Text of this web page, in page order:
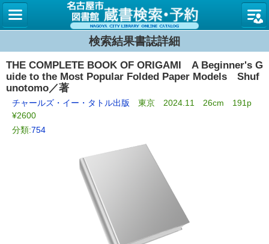
名古屋
検索結果書誌詳細
THE COMPLETE BOOK OF ORIGAMI A Beginner's G
uide to the Most Popular Folded Paper Models Shuf
unotomo／著
チャールズ・イー・タトル出版 東京 2024.11 26cm 191p
¥2600
分類:754